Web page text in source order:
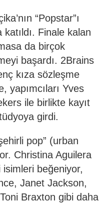
“Popstar”ı
Finale kalan
da birçok
başardı. 2Brains
kıza sözleşme
yapımcıları Yves
ile birlikte kayıt
girdi.
pop” (urban
Christina Aguilera
beğeniyor,
Janet Jackson,
Braxton gibi daha